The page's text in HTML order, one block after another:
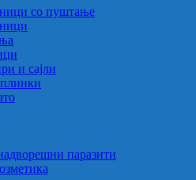
со пуштање
и сајли
паразити